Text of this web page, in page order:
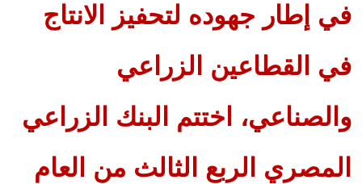
في إطار جهوده لتحفيز الانتاج
في القطاعين الزراعي
والصناعي، اختتم البنك الزراعي
المصري الربع الثالث من العام